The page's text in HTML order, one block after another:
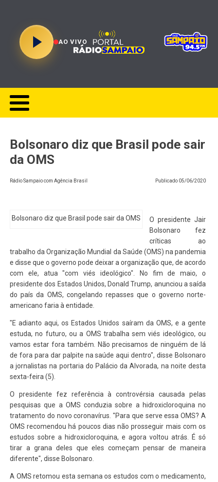
AO VIVO
Bolsonaro diz que Brasil pode sair
da OMS
Rádio Sampaio com Agência Brasil Publicado 05/06/2020
Bolsonaro diz que Brasil pode sair da OMS
O presidente Jair
Bolsonaro fez
críticas ao
trabalho da Organização Mundial da Saúde (OMS) na pandemia
e disse que o governo pode deixar a organização que, de acordo
com ele, atua "com viés ideológico". No fim de maio, o
presidente dos Estados Unidos, Donald Trump, anunciou a saída
do país da OMS, congelando repasses que o governo norte-
americano faria à entidade.
"E adianto aqui, os Estados Unidos saíram da OMS, e a gente
estuda, no futuro, ou a OMS trabalha sem viés ideológico, ou
vamos estar fora também. Não precisamos de ninguém de lá
de fora para dar palpite na saúde aqui dentro", disse Bolsonaro
a jornalistas na portaria do Palácio da Alvorada, na noite desta
sexta-feira (5).
O presidente fez referência à controvérsia causada pelas
pesquisas que a OMS conduzia sobre a hidroxicloroquina no
tratamento do novo coronavírus. "Para que serve essa OMS? A
OMS recomendou há poucos dias não prosseguir mais com os
estudos sobre a hidroxicloroquina, e agora voltou atrás. É só
tirar a grana deles que eles começam pensar de maneira
diferente", disse Bolsonaro.
A OMS retomou esta semana os estudos com o medicamento,